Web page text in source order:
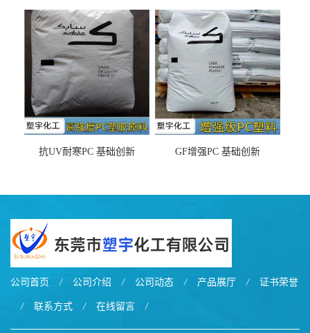
之忧
抗UV耐寒PC 基础创新
GF增强PC 基础创新
公司首页 / 公司介绍 / 公司动态 / 产品展厅 / 证书荣誉
/ 联系方式 / 在线留言 /